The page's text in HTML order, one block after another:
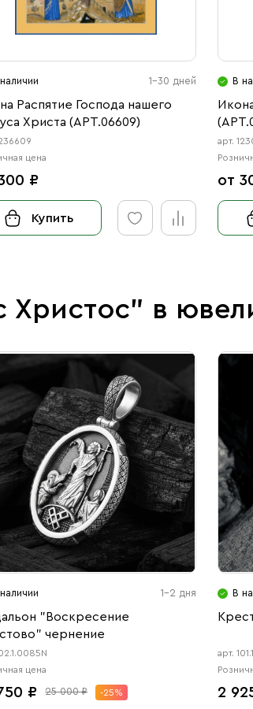
1-30 дней
Распятие Господа нашего
Христа (АРТ.06609)
цена
₽
Купить
В
арт.
от
Христос" в
1-2 дня
"Воскресение
чернение
цена
₽ 25 000 ₽ -25%
В
арт.
2